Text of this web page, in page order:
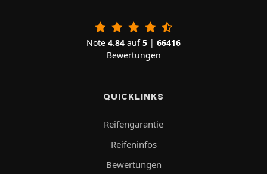
Note 4.84 auf5 | 66416
Bewertungen
QUICKLINKS
Reifengarantie
Reifeninfos
Bewertungen